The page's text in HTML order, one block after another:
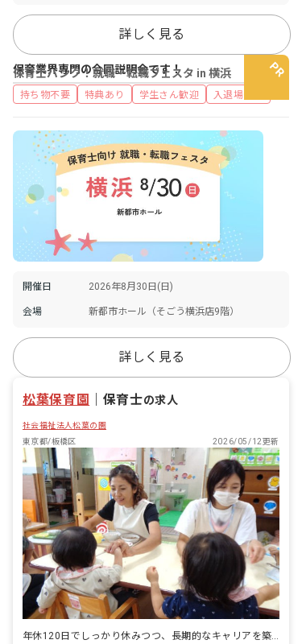
詳しく見る
保育士バンク！就職・転職フェスタ in 横浜
保育業界専門の合同説明会です！
持ち物不要 特典あり 学生さん歓迎 入退場自由
開催日 2026年8月30日(日)
会場 新都市ホール（そごう横浜店9階）
詳しく見る
松葉保育園 保育士の求人
社会福祉法人松葉の園
東京都/板橋区
2026/05/12更新
年休120日でしっかり休みつつ、長期的なキャリアを築きやすい環境です